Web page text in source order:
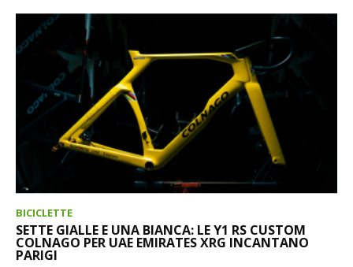
BICICLETTE
SETTE GIALLE E UNA BIANCA: LE Y1 RS CUSTOM
COLNAGO PER UAE EMIRATES XRG INCANTANO
PARIGI